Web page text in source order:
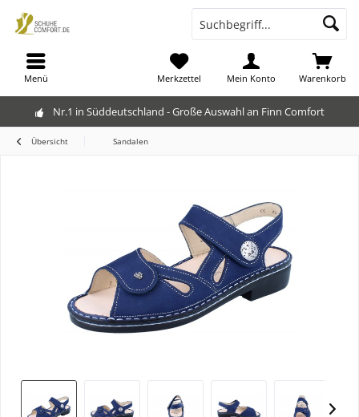
Nr.1 in Süddeutschland - Große Auswahl an Finn Comfort
Menü Warenkorb
Merkzettel Mein Konto
Übersicht Sandalen